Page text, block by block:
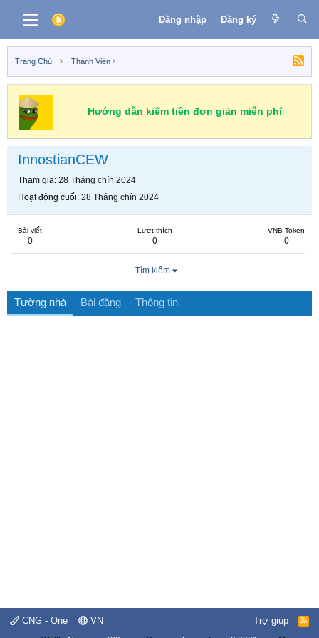
Đăng nhập Đăng ký
Trang Chủ Thành Viên
Hướng dẫn kiếm tiền đơn giản miễn phí
InnostianCEW
Tham gia 28 Tháng chín 2024
Hoạt động cuối 28 Tháng chín 2024
Bài viết
0
Lượt thích
0
VNB Token
0
Tìm kiếm
Tường nhà Bài đăng Thông tin
CNG - One VN Trợ giúp
R